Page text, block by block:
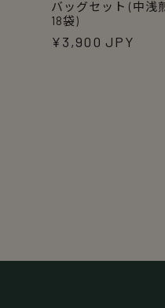
バッグセット (中浅
18袋)
通
¥3,900 JPY